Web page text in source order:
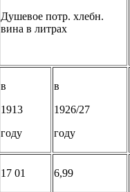
Душевое потр. хлебн.
вина в литрах
в
1913
году
в
1926/27
году
17 01 6,99